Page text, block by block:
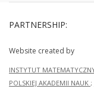
PARTNERSHIP:
Website created by
INSTYTUT
POLSKIEJ AKADEMII NAUK ;